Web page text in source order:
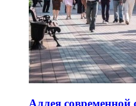
Аллея современной